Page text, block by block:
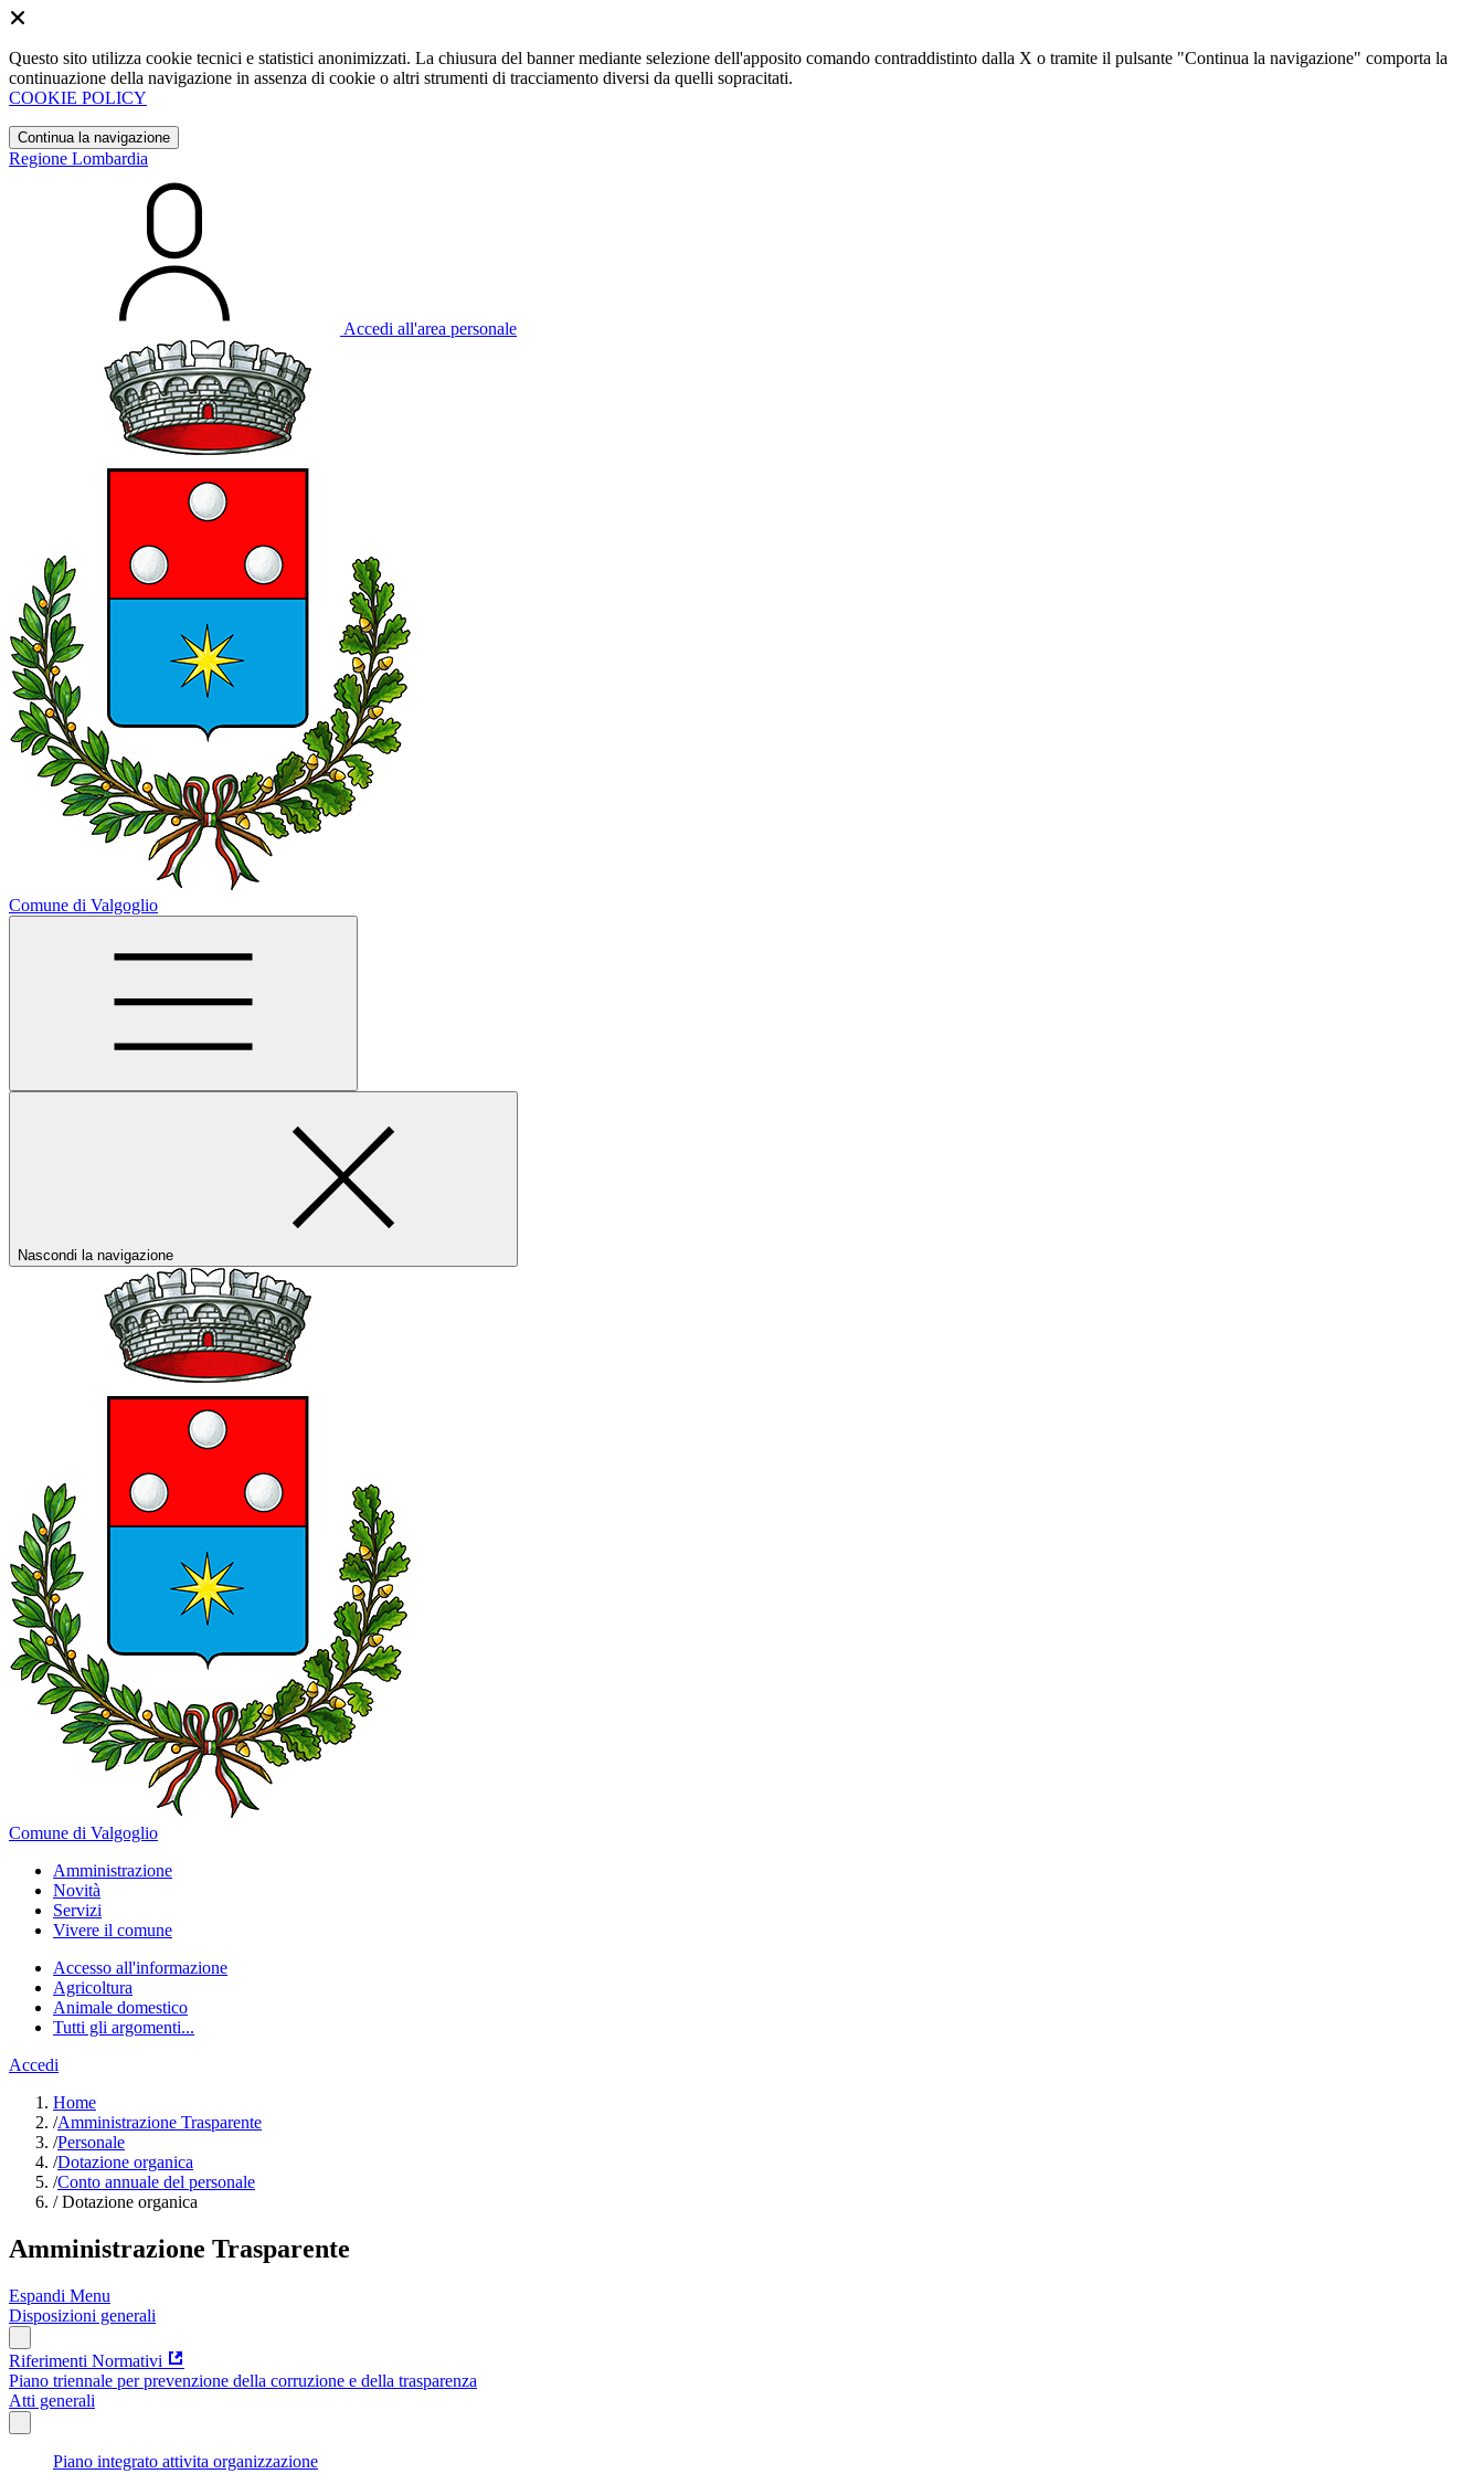
Questo sito utilizza cookie tecnici e statistici anonimizzati. La chiusura del banner mediante selezione dell'apposito comando contraddistinto dalla X o tramite il pulsante "Continua la navigazione" comporta la
continuazione della navigazione in assenza di cookie o altri strumenti di tracciamento diversi da quelli sopracitati.
COOKIE POLICY
Continua la navigazione
Regione Lombardia
Accedi all'area personale
Comune di Valgoglio
Nascondi la navigazione
Comune di Valgoglio
Amministrazione
Novità
Servizi
Vivere il comune
Accesso all'informazione
Agricoltura
Animale domestico
Tutti gli argomenti...
Accedi
Home
/Amministrazione Trasparente
/Personale
/Dotazione organica
/Conto annuale del personale
/Dotazione organica
Amministrazione Trasparente
Espandi Menu
Disposizioni generali
Riferimenti Normativi
Piano triennale per prevenzione della corruzione e della trasparenza
Atti generali
Piano integrato attivita organizzazione